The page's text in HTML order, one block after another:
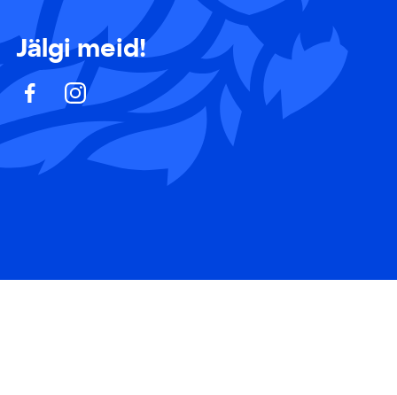
Jälgi meid!